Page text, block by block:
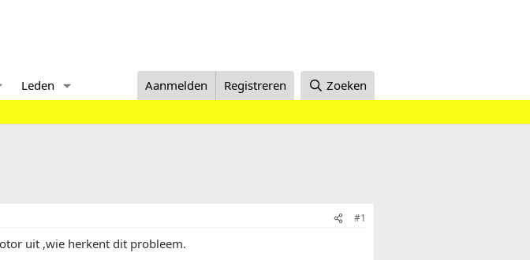
Leden Aanmelden Registreren Zoeken
#1
uit ,wie herkent dit probleem.